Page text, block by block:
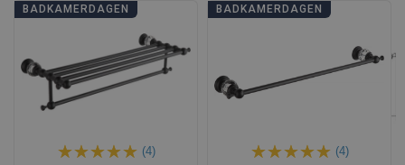
BADKAMERDAGEN
(4)
BADKAMERDAGEN
(4)